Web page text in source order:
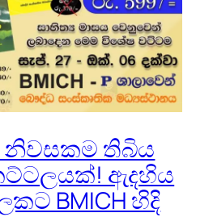
නිවසකම තිබිය
ඇදහිය
BMICH හිදි